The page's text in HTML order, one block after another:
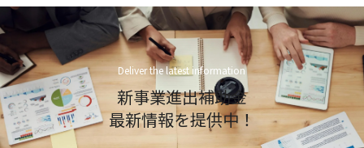
Deliver the latest information
新事業進出補助金
最新情報を提供中！